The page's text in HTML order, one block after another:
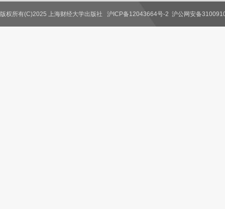
联系我们
版权所有(C)2025 上海财经大学出版社 沪ICP备12043664号-2 沪公网安备